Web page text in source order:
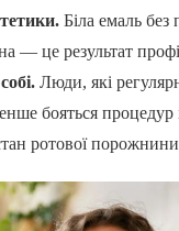
Біла емаль без
— це результат
Люди, які
бояться процедур
ротової